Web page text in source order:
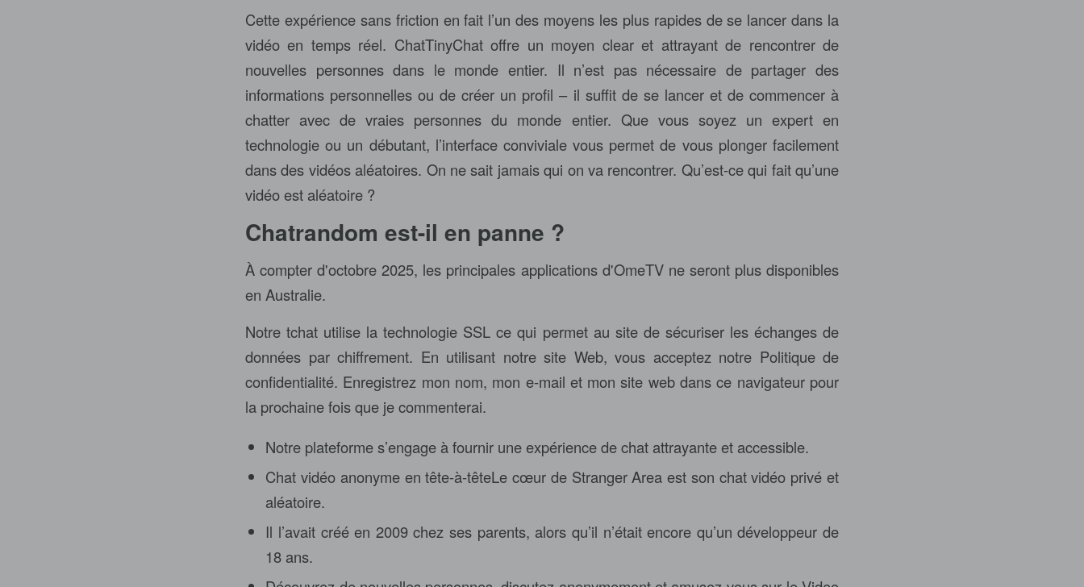
Cette expérience sans friction en fait l’un des moyens les plus rapides de se lancer dans la
vidéo en temps réel. ChatTinyChat offre un moyen clear et attrayant de rencontrer de
nouvelles personnes dans le monde entier. Il n’est pas nécessaire de partager des
informations personnelles ou de créer un profil – il suffit de se lancer et de commencer à
chatter avec de vraies personnes du monde entier. Que vous soyez un expert en
technologie ou un débutant, l’interface conviviale vous permet de vous plonger facilement
dans des vidéos aléatoires. On ne sait jamais qui on va rencontrer. Qu’est-ce qui fait qu’une
vidéo est aléatoire ?
Chatrandom est-il en panne ?
À compter d'octobre 2025, les principales applications d'OmeTV ne seront plus disponibles
en Australie.
Notre tchat utilise la technologie SSL ce qui permet au site de sécuriser les échanges de
données par chiffrement. En utilisant notre site Web, vous acceptez notre Politique de
confidentialité. Enregistrez mon nom, mon e-mail et mon site web dans ce navigateur pour
la prochaine fois que je commenterai.
Notre plateforme s’engage à fournir une expérience de chat attrayante et accessible.
Chat vidéo anonyme en tête-à-têteLe cœur de Stranger Area est son chat vidéo privé et
aléatoire.
Il l’avait créé en 2009 chez ses parents, alors qu’il n’était encore qu’un développeur de
18 ans.